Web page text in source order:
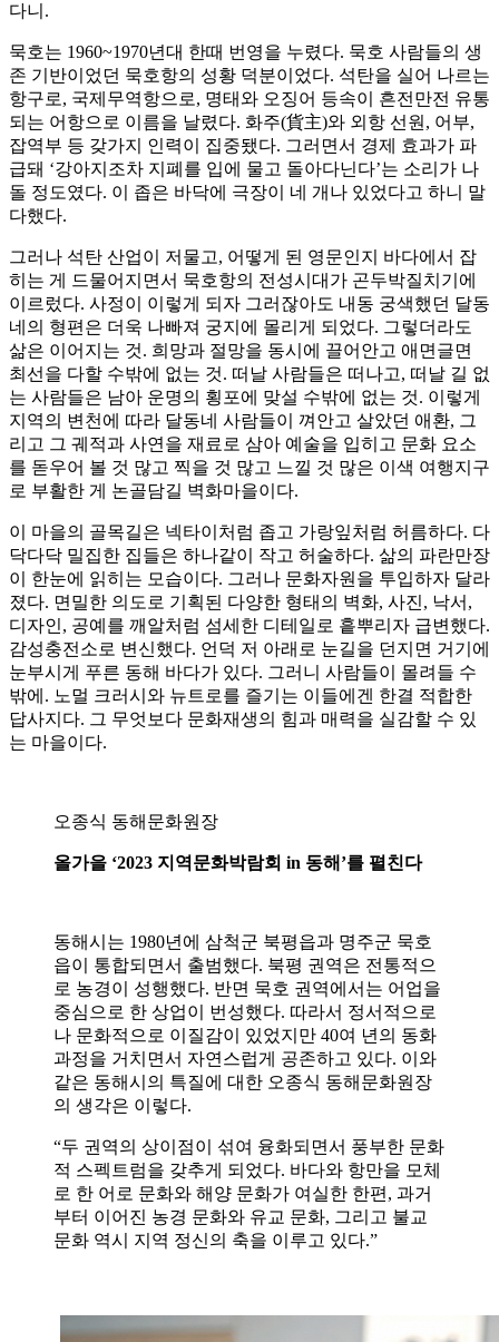
다니.
묵호는 1960~1970년대 한때 번영을 누렸다. 묵호 사람들의 생
존 기반이었던 묵호항의 성황 덕분이었다. 석탄을 실어 나르는
항구로, 국제무역항으로, 명태와 오징어 등속이 흔전만전 유통
되는 어항으로 이름을 날렸다. 화주(貨主)와 외항 선원, 어부,
잡역부 등 갖가지 인력이 집중됐다. 그러면서 경제 효과가 파
급돼 ‘강아지조차 지폐를 입에 물고 돌아다닌다’는 소리가 나
돌 정도였다. 이 좁은 바닥에 극장이 네 개나 있었다고 하니 말
다했다.
그러나 석탄 산업이 저물고, 어떻게 된 영문인지 바다에서 잡
히는 게 드물어지면서 묵호항의 전성시대가 곤두박질치기에
이르렀다. 사정이 이렇게 되자 그러잖아도 내동 궁색했던 달동
네의 형편은 더욱 나빠져 궁지에 몰리게 되었다. 그렇더라도
삶은 이어지는 것. 희망과 절망을 동시에 끌어안고 애면글면
최선을 다할 수밖에 없는 것. 떠날 사람들은 떠나고, 떠날 길 없
는 사람들은 남아 운명의 횡포에 맞설 수밖에 없는 것. 이렇게
지역의 변천에 따라 달동네 사람들이 껴안고 살았던 애환, 그
리고 그 궤적과 사연을 재료로 삼아 예술을 입히고 문화 요소
를 돋우어 볼 것 많고 찍을 것 많고 느낄 것 많은 이색 여행지구
로 부활한 게 논골담길 벽화마을이다.
이 마을의 골목길은 넥타이처럼 좁고 가랑잎처럼 허름하다. 다
닥다닥 밀집한 집들은 하나같이 작고 허술하다. 삶의 파란만장
이 한눈에 읽히는 모습이다. 그러나 문화자원을 투입하자 달라
졌다. 면밀한 의도로 기획된 다양한 형태의 벽화, 사진, 낙서,
디자인, 공예를 깨알처럼 섬세한 디테일로 흩뿌리자 급변했다.
감성충전소로 변신했다. 언덕 저 아래로 눈길을 던지면 거기에
눈부시게 푸른 동해 바다가 있다. 그러니 사람들이 몰려들 수
밖에. 노멀 크러시와 뉴트로를 즐기는 이들에겐 한결 적합한
답사지다. 그 무엇보다 문화재생의 힘과 매력을 실감할 수 있
는 마을이다.
오종식 동해문화원장
올가을 ‘2023 지역문화박람회 in 동해’를 펼친다
동해시는 1980년에 삼척군 북평읍과 명주군 묵호
읍이 통합되면서 출범했다. 북평 권역은 전통적으
로 농경이 성행했다. 반면 묵호 권역에서는 어업을
중심으로 한 상업이 번성했다. 따라서 정서적으로
나 문화적으로 이질감이 있었지만 40여 년의 동화
과정을 거치면서 자연스럽게 공존하고 있다. 이와
같은 동해시의 특질에 대한 오종식 동해문화원장
의 생각은 이렇다.
“두 권역의 상이점이 섞여 융화되면서 풍부한 문화
적 스펙트럼을 갖추게 되었다. 바다와 항만을 모체
로 한 어로 문화와 해양 문화가 여실한 한편, 과거
부터 이어진 농경 문화와 유교 문화, 그리고 불교
문화 역시 지역 정신의 축을 이루고 있다.”